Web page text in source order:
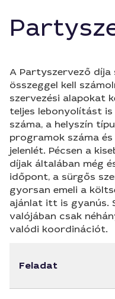
A Partyszervező díja
összeggel kell
szervezési alapokat
teljes lebonyolítást
száma, a helyszín
programok száma
jelenlét. Pécsen a
díjak általában még
időpont, a sürgős
gyorsan emeli a
ajánlat itt is gyanús.
valójában csak
valódi koordinációt.
Feladat